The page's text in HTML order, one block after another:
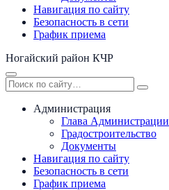
Навигация по сайту
Безопасность в сети
График приема
Ногайский район КЧР
Администрация
Глава Администрации
Градостроительство
Документы
Навигация по сайту
Безопасность в сети
График приема